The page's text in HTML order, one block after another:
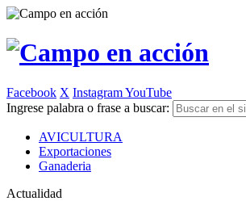
Facebook X InstagramYouTube
Ingrese palabra o frase a buscar:
AVICULTURA
Exportaciones
Ganaderia
Actualidad